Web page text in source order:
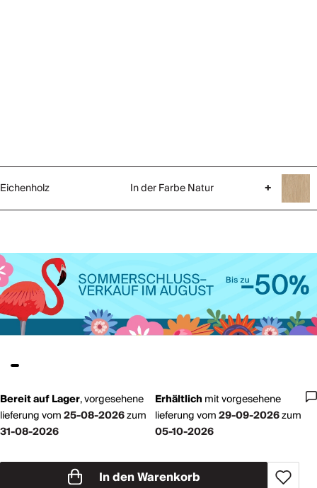
Eichenholz In der Farbe Natur +
Bereit auf Lager,vorgesehene
lieferung vom25-08-2026zum
31-08-2026
Erhältlich mitvorgesehene
lieferung vom29-09-2026zum
05-10-2026
In den Warenkorb